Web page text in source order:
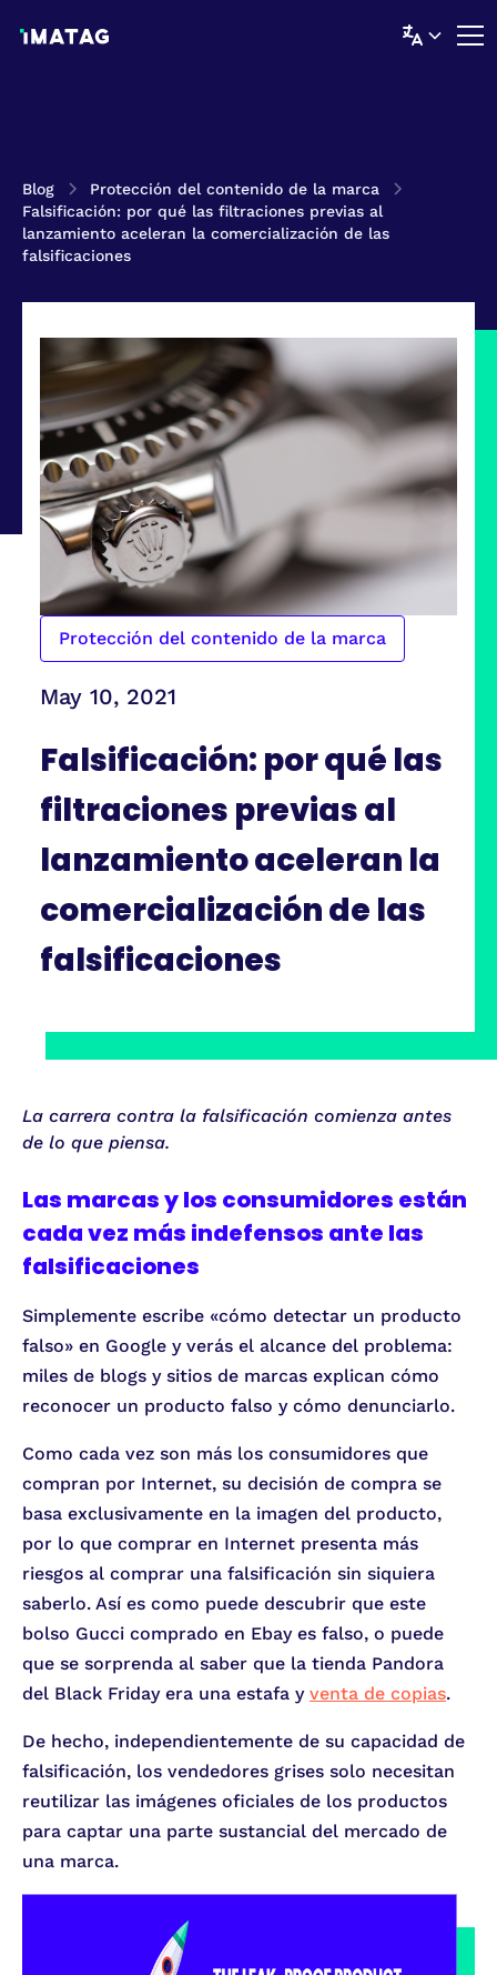
Blog
Protección del contenido de la marca
Falsificación: por qué las filtraciones previas al
lanzamiento aceleran la comercialización de las
falsificaciones
Protección del contenido de la marca
May 10, 2021
Falsificación: por qué las
filtraciones previas al
lanzamiento aceleran la
comercialización de las
falsificaciones
La carrera contra la falsificación comienza antes
de lo que piensa.
Las marcas y los consumidores están
cada vez más indefensos ante las
falsificaciones
Simplemente escribe «cómo detectar un producto
falso» en Google y verás el alcance del problema:
miles de blogs y sitios de marcas explican cómo
reconocer un producto falso y cómo denunciarlo.
Como cada vez son más los consumidores que
compran por Internet, su decisión de compra se
basa exclusivamente en la imagen del producto,
por lo que comprar en Internet presenta más
riesgos al comprar una falsificación sin siquiera
saberlo. Así es como puede descubrir que este
bolso Gucci comprado en Ebay es falso, o puede
que se sorprenda al saber que la tienda Pandora
del Black Friday era una estafa y venta de copias.
De hecho, independientemente de su capacidad de
falsificación, los vendedores grises solo necesitan
reutilizar las imágenes oficiales de los productos
para captar una parte sustancial del mercado de
una marca.